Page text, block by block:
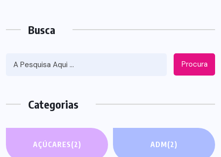
Busca
Procura
Categorias
AÇÚCARES(2) ADM(2)